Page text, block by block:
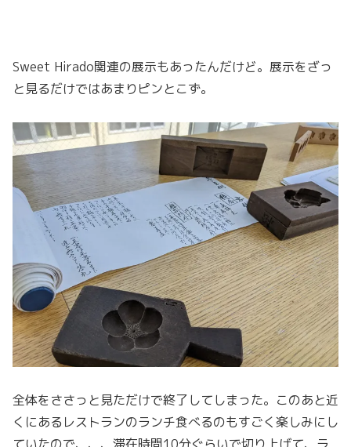
Sweet Hirado関連の展示もあったんだけど。展示をざっ
と見るだけではあまりピンとこず。
全体をささっと見ただけで終了してしまった。このあと近
くにあるレストランのランチ食べるのもすごく楽しみにし